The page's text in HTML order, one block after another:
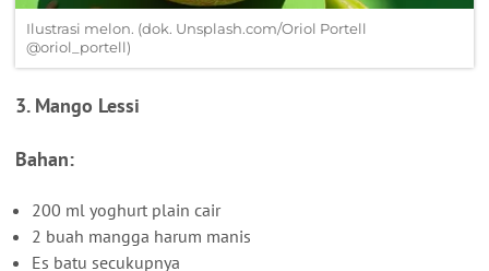
Ilustrasi melon. (dok. Unsplash.com/Oriol Portell
@oriol_portell)
3. Mango Lessi
Bahan:
200 ml yoghurt plain cair
2 buah mangga harum manis
Es batu secukupnya